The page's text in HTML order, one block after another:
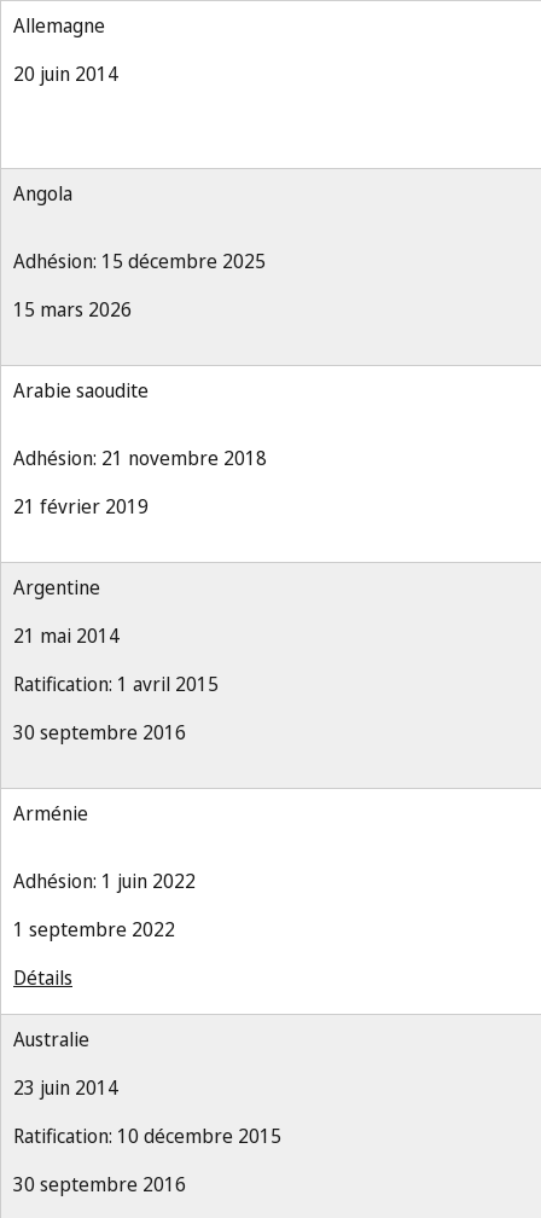
Allemagne
20 juin 2014
Angola
Adhésion: 15 décembre 2025
15 mars 2026
Arabie saoudite
Adhésion: 21 novembre 2018
21 février 2019
Argentine
21 mai 2014
Ratification: 1 avril 2015
30 septembre 2016
Arménie
Adhésion: 1 juin 2022
1 septembre 2022
Détails
Australie
23 juin 2014
Ratification: 10 décembre 2015
30 septembre 2016